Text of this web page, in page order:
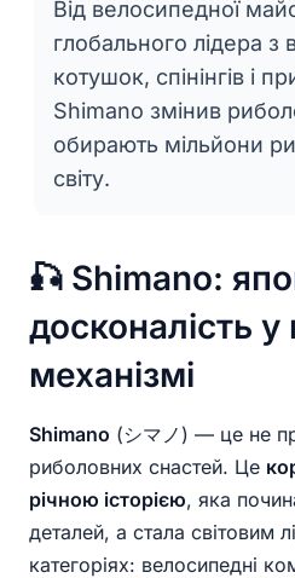
Від велосипедної
глобального лідера з
котушок, спінінгів і
Shimano змінив
обирають мільйони
світу.
🎣 Shimano:
досконалість
механізмі
Shimano (シマノ) — це не
риболовних снастей. Це
річною історією, яка
деталей, а стала світовим
категоріях: велосипедні